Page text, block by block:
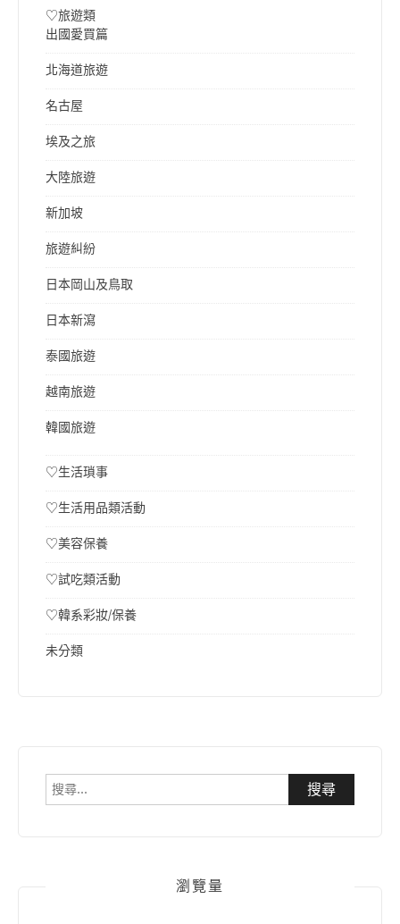
♡旅遊類
出國愛買篇
北海道旅遊
名古屋
埃及之旅
大陸旅遊
新加坡
旅遊糾紛
日本岡山及鳥取
日本新瀉
泰國旅遊
越南旅遊
韓國旅遊
♡生活瑣事
♡生活用品類活動
♡美容保養
♡試吃類活動
♡韓系彩妝/保養
未分類
搜
尋
瀏覽量